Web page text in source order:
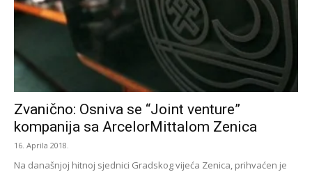
Zvanično: Osniva se “Joint venture”
kompanija sa ArcelorMittalom Zenica
16. Aprila 2018.
Na današnjoj hitnoj sjednici Gradskog vijeća Zenica, prihvaćen je